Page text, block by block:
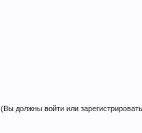
(Вы должны войти или